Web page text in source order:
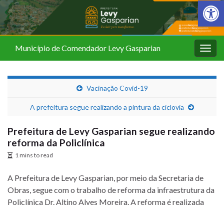
Barra de
Município de Comendador Levy Gasparian
Vacinação Covid-19
A prefeitura segue realizando a pintura da ciclovia
Prefeitura de Levy Gasparian segue realizando
reforma da Policlínica
1 mins to read
A Prefeitura de Levy Gasparian, por meio da Secretaria de
Obras, segue com o trabalho de reforma da infraestrutura da
Policlínica Dr. Altino Alves Moreira. A reforma é realizada